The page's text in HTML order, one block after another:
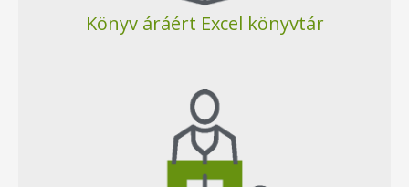
Könyv áráért Excel könyvtár